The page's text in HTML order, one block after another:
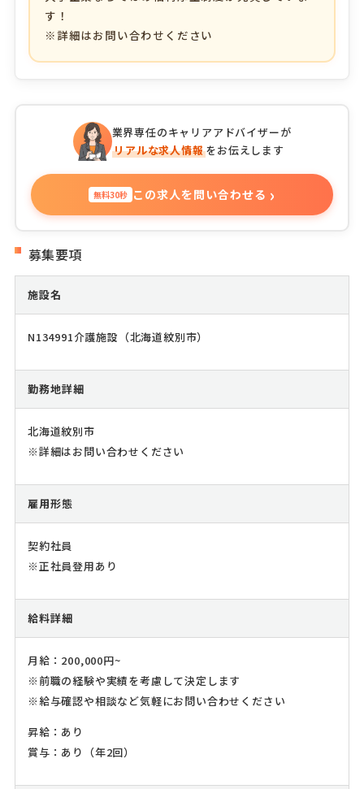
す！
※詳細はお問い合わせください
業界専任のキャリアアドバイザーが
リアルな求人情報をお伝えします
無料30秒 この求人を問い合わせる ›
募集要項
施設名
N134991介護施設（北海道紋別市）
勤務地詳細
北海道紋別市
※詳細はお問い合わせください
雇用形態
契約社員
※正社員登用あり
給料詳細
月給：200,000円~
※前職の経験や実績を考慮して決定します
※給与確認や相談など気軽にお問い合わせください
昇給：あり
賞与：あり（年2回）